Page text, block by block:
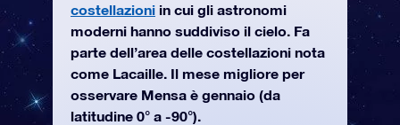
costellazioni in cui gli astronomi
moderni hanno suddiviso il cielo. Fa
parte dell’area delle costellazioni nota
come Lacaille. Il mese migliore per
osservare Mensa è gennaio (da
latitudine 0° a -90°).